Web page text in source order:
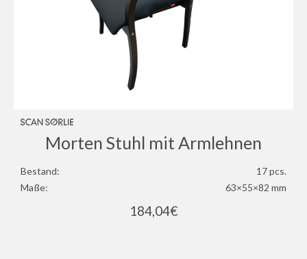
Morten Stuhl mit Armlehnen
Bestand:
17 pcs.
Maße:
63×55×82 mm
184,04€